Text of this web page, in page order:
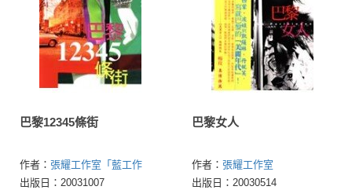
巴黎12345條街
作者： 張耀工作室「藍工作
間」
出版日：20031007
巴黎女人
作者： 張耀工作室
出版日：20030514